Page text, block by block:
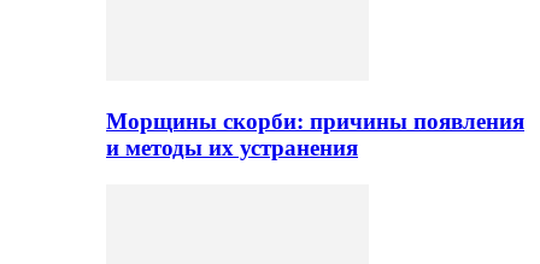
Морщины скорби: причины появления
и методы их устранения